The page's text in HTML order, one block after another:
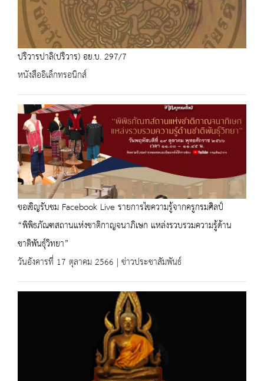
ปริวารปาลิ(ปริวาร) อย.บ. 297/7
หนังสืออิเล็กทรอนิกส์
ขอเชิญรับชม Facebook Live รายการไขความรู้จากครูกรมศิลป์
“พิพิธภัณฑสถานแห่งชาติกาญจนาภิเษก แหล่งรวบรวมความรู้ด้าน
ชาติพันธุ์วิทยา”
วันอังคารที่ 17 ตุลาคม 2566 | ข่าวประชาสัมพันธ์